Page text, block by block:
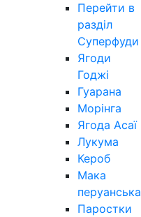
Перейти в
разділ
Суперфуди
Ягоди
Годжі
Гуарана
Морінга
Ягода Асаї
Лукума
Кероб
Мака
перуанська
Паростки